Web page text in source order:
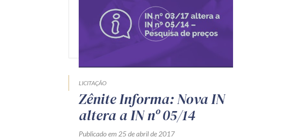
LICITAÇÃO
Zênite Informa: Nova IN
altera a IN nº 05/14
Publicado em 25 de abril de 2017